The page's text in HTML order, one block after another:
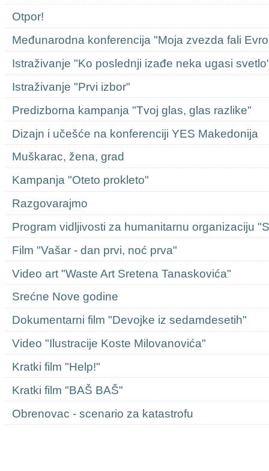
Otpor!
Međunarodna konferencija "Moja zvezda fali
Istraživanje "Ko poslednji izađe neka ugasi
Istraživanje "Prvi izbor"
Predizborna kampanja "Tvoj glas, glas razlike"
Dizajn i učešće na konferenciji YES Makedonija
Muškarac, žena, grad
Kampanja "Oteto prokleto"
Razgovarajmo
Program vidljivosti za humanitarnu organizaciju
Film "Vašar - dan prvi, noć prva"
Video art "Waste Art Sretena Tanaskovića"
Srećne Nove godine
Dokumentarni film "Devojke iz sedamdesetih"
Video "Ilustracije Koste Milovanovića"
Kratki film "Help!"
Kratki film "BAŠ BAŠ"
Obrenovac - scenario za katastrofu